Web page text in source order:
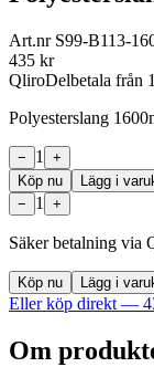
Art.nr S99-B113-
435 kr
QliroDelbetala från
Polyesterslang
− 1
+
Köp nu
Lägg i
−
1 +
Säker betalning via
Köp nu Lägg i
Eller köp direkt —
Om